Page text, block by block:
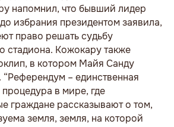
напомнил, что бывший лидер
избрания президентом заявила,
право решать судьбу
стадиона. Кожокару также
в котором Майя Санду
“Референдум – единственная
в мире, где
граждане рассказывают о том,
земля, земля, на которой